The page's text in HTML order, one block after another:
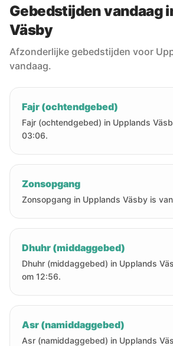
Gebedstijden vandaag
Väsby
Afzonderlijke gebedstijden voor
vandaag.
Fajr (ochtendgebed)
Fajr (ochtendgebed) in Upplands
03:06.
Zonsopgang
Zonsopgang in Upplands Väsby is
Dhuhr (middaggebed)
Dhuhr (middaggebed) in Upplands
om 12:56.
Asr (namiddaggebed)
Asr (namiddaggebed) in Upplands